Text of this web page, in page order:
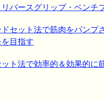
バースグリップ・ベンチ
セット法で筋肉をパンプ
目指す
ト法で効率的＆効果的に